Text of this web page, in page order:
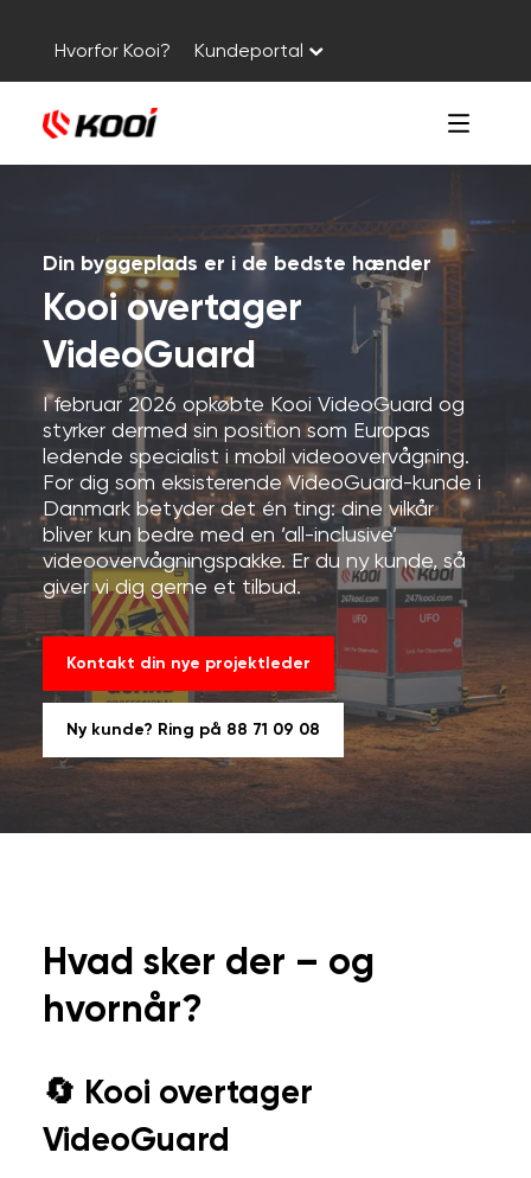
Hvorfor Kooi? Kundeportal
Din byggeplads er i de bedste hænder
Kooi overtager
VideoGuard
I februar 2026 opkøbte Kooi VideoGuard og
styrker dermed sin position som Europas
ledende specialist i mobil videoovervågning.
For dig som eksisterende VideoGuard-kunde i
Danmark betyder det én ting: dine vilkår
bliver kun bedre med en ’all-inclusive’
videoovervågningspakke. Er du ny kunde, så
giver vi dig gerne et tilbud.
Kontakt din nye projektleder
Ny kunde? Ring på 88 71 09 08
Hvad sker der – og
hvornår?
🔄 Kooi overtager
VideoGuard